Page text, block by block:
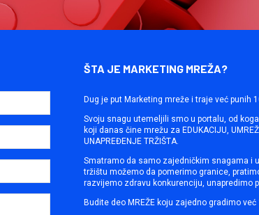
ŠTA JE MARKETING MREŽA?
Dug je put Marketing mreže i traje već punih
Svoju snagu utemeljili smo u portalu, od
koji danas čine mrežu za EDUKACIJU,
UNAPREĐENJE TRŽIŠTA.
Smatramo da samo zajedničkim snagama i
tržištu možemo da pomerimo granice,
razvijemo zdravu konkurenciju, unapredimo
Budite deo MREŽE koju zajedno gradimo već